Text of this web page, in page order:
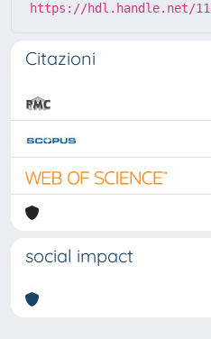
https://hdl.handle.net/
Citazioni
social impact